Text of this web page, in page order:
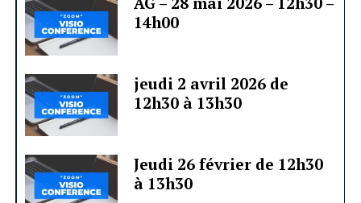
14h00
jeudi 2 avril 2026 de
12h30 à 13h30
Jeudi 26 février de 12h30
à 13h30